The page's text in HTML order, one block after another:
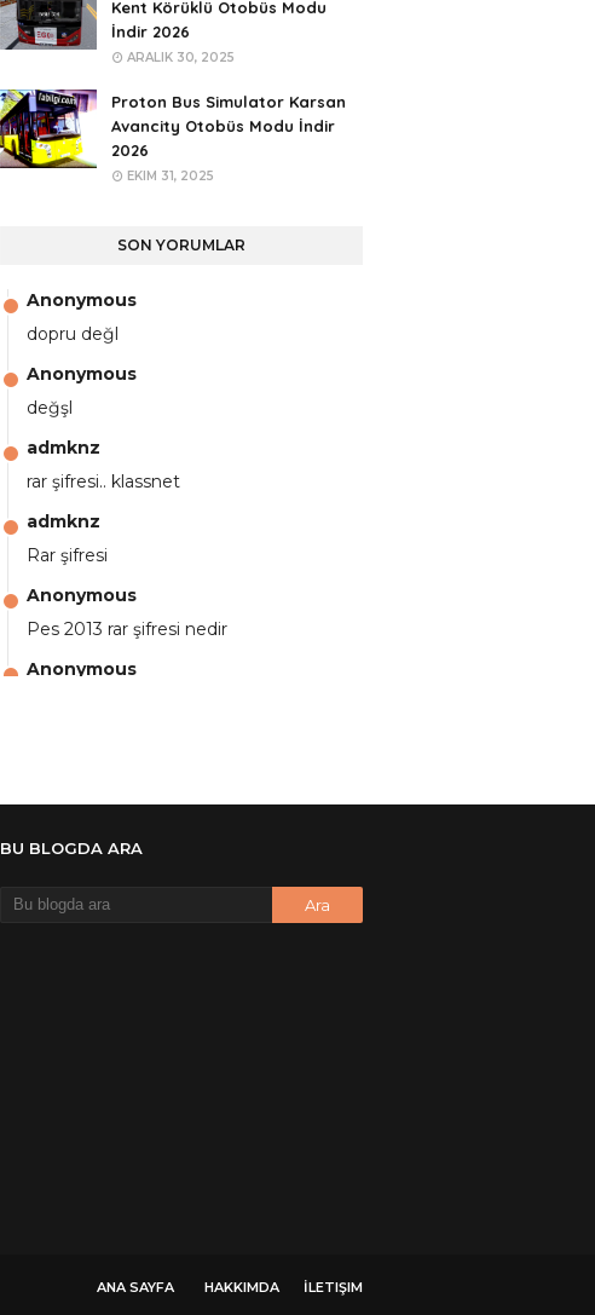
Kent Körüklü Otobüs Modu
İndir 2026
ARALIK 30, 2025
Proton Bus Simulator Karsan
Avancity Otobüs Modu İndir
2026
EKIM 31, 2025
SON YORUMLAR
Anonymous
dopru değl
Anonymous
değşl
admknz
rar şifresi.. klassnet
admknz
Rar şifresi
Anonymous
Pes 2013 rar şifresi nedir
Anonymous
şifre ?
BU BLOGDA ARA
ANA SAYFA HAKKIMDA İLETIŞIM